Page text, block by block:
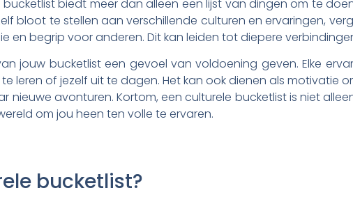
biedt meer dan alleen een lijst van dingen om te
bloot te stellen aan verschillende culturen en ervaringen,
en begrip voor anderen. Dit kan leiden tot diepere
jouw bucketlist een gevoel van voldoening geven. Elke
te leren of jezelf uit te dagen. Het kan ook dienen als motivatie
nieuwe avonturen. Kortom, een culturele bucketlist is niet
om jou heen ten volle te ervaren.
bucketlist?